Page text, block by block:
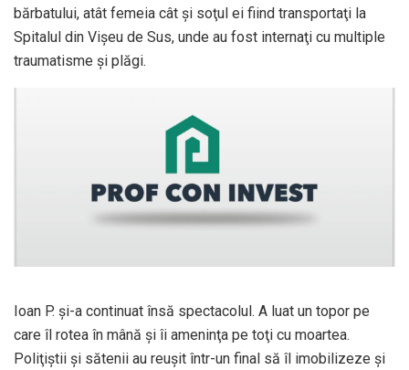
bărbatului, atât femeia cât şi soţul ei fiind transportaţi la
Spitalul din Vişeu de Sus, unde au fost internaţi cu multiple
traumatisme şi plăgi.
Ioan P. şi-a continuat însă spectacolul. A luat un topor pe
care îl rotea în mână şi îi ameninţa pe toţi cu moartea.
Poliţiştii şi sătenii au reuşit într-un final să îl imobilizeze şi